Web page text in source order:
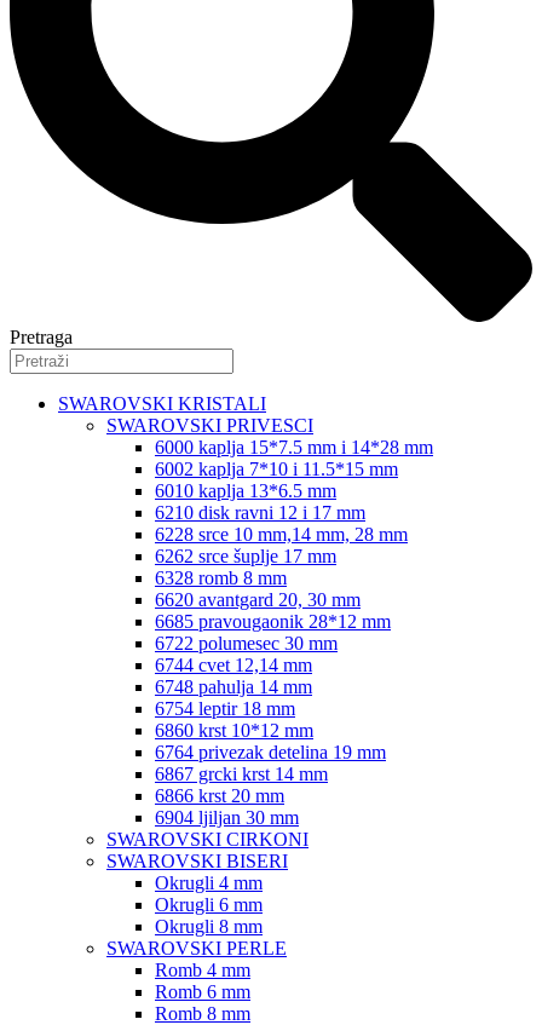
Pretraga
SWAROVSKI KRISTALI
SWAROVSKI PRIVESCI
6000 kaplja 15*7.5 mm i 14*28 mm
6002 kaplja 7*10 i 11.5*15 mm
6010 kaplja 13*6.5 mm
6210 disk ravni 12 i 17 mm
6228 srce 10 mm,14 mm, 28 mm
6262 srce šuplje 17 mm
6328 romb 8 mm
6620 avantgard 20, 30 mm
6685 pravougaonik 28*12 mm
6722 polumesec 30 mm
6744 cvet 12,14 mm
6748 pahulja 14 mm
6754 leptir 18 mm
6860 krst 10*12 mm
6764 privezak detelina 19 mm
6867 grcki krst 14 mm
6866 krst 20 mm
6904 ljiljan 30 mm
SWAROVSKI CIRKONI
SWAROVSKI BISERI
Okrugli 4 mm
Okrugli 6 mm
Okrugli 8 mm
SWAROVSKI PERLE
Romb 4 mm
Romb 6 mm
Romb 8 mm